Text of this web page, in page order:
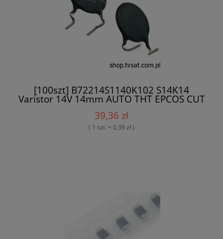
[100szt] B72214S1140K102 S14K14
Varistor 14V 14mm AUTO THT EPCOS CUT
39,36 zł
( 1 szt. = 0,39 zł )